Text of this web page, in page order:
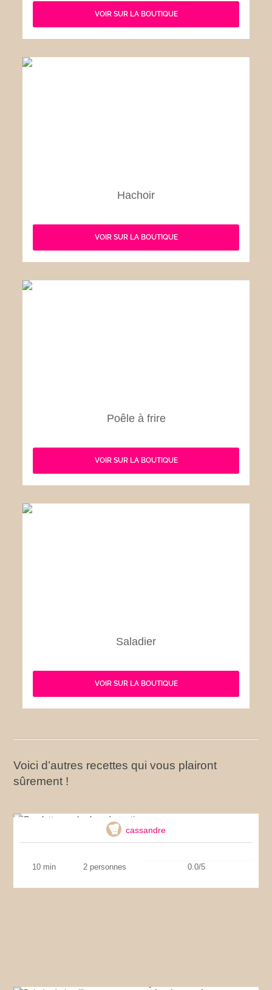
VOIR SUR LA BOUTIQUE
Hachoir
VOIR SUR LA BOUTIQUE
Poêle à frire
VOIR SUR LA BOUTIQUE
Saladier
VOIR SUR LA BOUTIQUE
Voici d’autres recettes qui vous plairont
sûrement !
cassandre
10 min 2 personnes 0.0/5